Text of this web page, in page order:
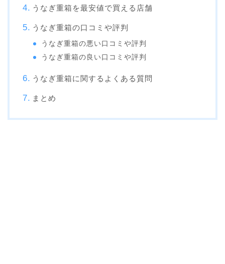
うなぎ重箱を最安値で買える店舗
うなぎ重箱の口コミや評判
うなぎ重箱の悪い口コミや評判
うなぎ重箱の良い口コミや評判
うなぎ重箱に関するよくある質問
まとめ